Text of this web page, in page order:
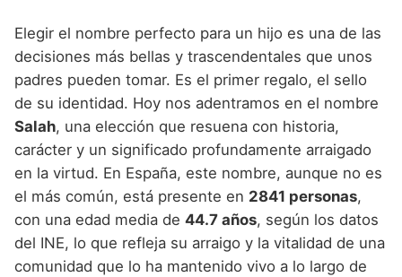
Nombres de niño que empiezan por D
Nombres de niño que empiezan por E
Nombres de niño que empiezan por F
Nombres de niño que empiezan por G
Nombres de niño que empiezan por H
Nombres de niño que empiezan por I
Nombres de niño que empiezan por J
Nombres de Niño Asturianos
Nombres de Niño Baleares
Nombres de Niño Canarios
Nombres de Niño Cantabros
Nombres de Niño Castellanos
Nombres de Niño Catalanes
Nombres de Niño Extremeños
Nombres de Niño Celtas
Nombres de Niño Egipcios
Nombres de Niño Griegos
Nombres de Niño Mitologicos
Nombres de Niño Romanos
Nombres de Niño Vikingos
Nombres de Niño Alemanes
Nombres de Niño Americanos
Nombres de Niño Arabes
Nombres de Niño Chinos
Nombres de Niño Franceses
Nombres de Niño Hispanoamericanos
Nombres de Niño Ingleses
Buscar
Elegir el nombre perfecto para un hijo es una de las
decisiones más bellas y trascendentales que unos
padres pueden tomar. Es el primer regalo, el sello
de su identidad. Hoy nos adentramos en el nombre
Salah, una elección que resuena con historia,
carácter y un significado profundamente arraigado
en la virtud. En España, este nombre, aunque no es
el más común, está presente en 2841 personas,
con una edad media de 44.7 años, según los datos
del INE, lo que refleja su arraigo y la vitalidad de una
comunidad que lo ha mantenido vivo a lo largo de